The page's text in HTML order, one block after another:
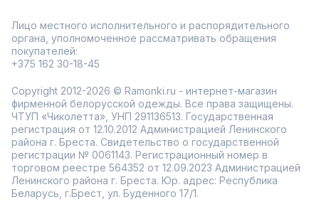
Лицо местного исполнительного и распорядительного
органа, уполномоченное рассматривать обращения
покупателей:
+375 162 30-18-45
Copyright 2012-2026 © Ramonki.ru - интернет-магазин
фирменной белорусской одежды. Все права защищены.
ЧТУП «Чиколетта», УНП 291136513. Государственная
регистрация от 12.10.2012 Администрацией Ленинского
района г. Бреста. Свидетельство о государственной
регистрации № 0061143. Регистрационный номер в
торговом реестре 564352 от 12.09.2023 Администрацией
Ленинского района г. Бреста. Юр. адрес: Республика
Беларусь, г.Брест, ул. Буденного 17/1.